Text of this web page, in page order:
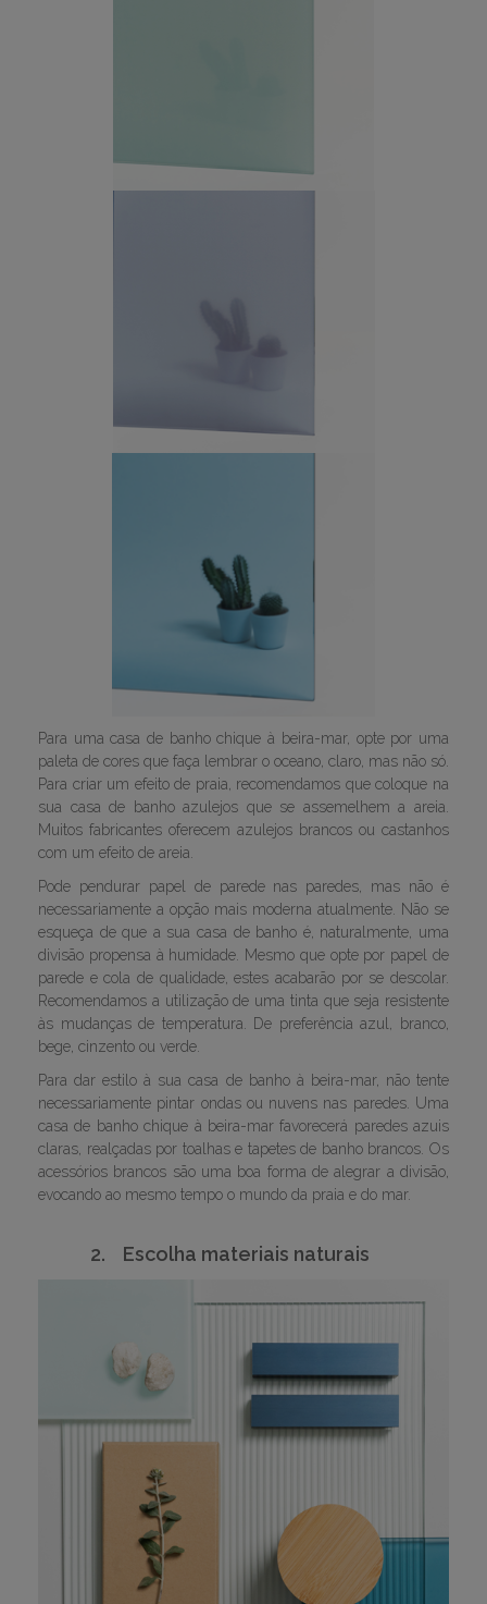
Para uma casa de banho chique à beira-mar, opte por uma
paleta de cores que faça lembrar o oceano, claro, mas não só.
Para criar um efeito de praia, recomendamos que coloque na
sua casa de banho azulejos que se assemelhem a areia.
Muitos fabricantes oferecem azulejos brancos ou castanhos
com um efeito de areia.
Pode pendurar papel de parede nas paredes, mas não é
necessariamente a opção mais moderna atualmente. Não se
esqueça de que a sua casa de banho é, naturalmente, uma
divisão propensa à humidade. Mesmo que opte por papel de
parede e cola de qualidade, estes acabarão por se descolar.
Recomendamos a utilização de uma tinta que seja resistente
às mudanças de temperatura. De preferência azul, branco,
bege, cinzento ou verde.
Para dar estilo à sua casa de banho à beira-mar, não tente
necessariamente pintar ondas ou nuvens nas paredes. Uma
casa de banho chique à beira-mar favorecerá paredes azuis
claras, realçadas por toalhas e tapetes de banho brancos. Os
acessórios brancos são uma boa forma de alegrar a divisão,
evocando ao mesmo tempo o mundo da praia e do mar.
2. Escolha materiais naturais